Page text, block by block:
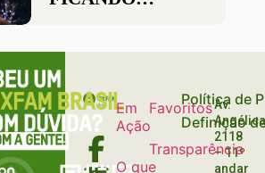
CUSTAS DE
BILHÕES DE
PESSOAS
Em
Ação
O que
Favoritos
Transparência
Política de
Definição
Av.
2118
– 11º
andar